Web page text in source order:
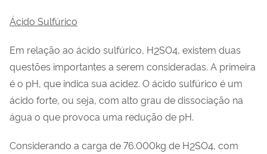
Ácido Sulfúrico
Em relação ao ácido sulfúrico, H2SO4, existem duas
questões importantes a serem consideradas. A primeira
é o pH, que indica sua acidez. O ácido sulfúrico é um
ácido forte, ou seja, com alto grau de dissociação na
água o que provoca uma redução de pH.
Considerando a carga de 76.000kg de H2SO4, com